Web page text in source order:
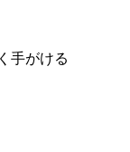
手がける